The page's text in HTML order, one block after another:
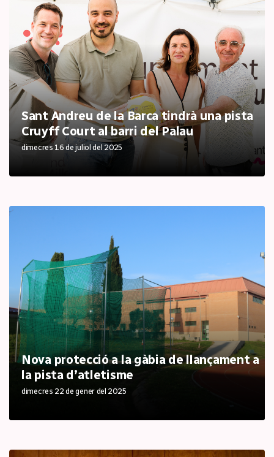
Sant Andreu de la Barca tindrà una pista
Cruyff Court al barri del Palau
dimecres 16 de juliol del 2025
Nova protecció a la gàbia de llançament a
la pista d’atletisme
dimecres 22 de gener del 2025